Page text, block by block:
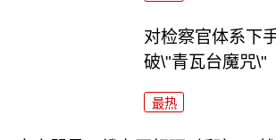
对检察官体系下
破\"青瓦台魔咒\"
最热